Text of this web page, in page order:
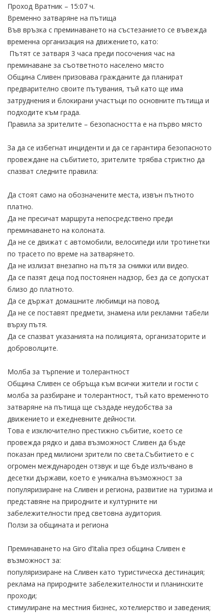
Проход Вратник – 15:07 ч.
Временно затваряне на пътища
Във връзка с преминаването на състезанието се въвежда
временна организация на движението, като:
Пътят се затваря 3 часа преди посочения час на
преминаване за съответното населено място
Община Сливен призовава гражданите да планират
предварително своите пътувания, тъй като ще има
затруднения и блокирани участъци по основните пътища и
подходите към града.
Правила за зрителите – безопасността е на първо място
За да се избегнат инциденти и да се гарантира безопасното
провеждане на събитието, зрителите трябва стриктно да
спазват следните правила:
Да стоят само на обозначените места, извън пътното
платно.
Да не пресичат маршрута непосредствено преди
преминаването на колоната.
Да не се движат с автомобили, велосипеди или тротинетки
по трасето по време на затварянето.
Да не излизат внезапно на пътя за снимки или видео.
Да се пазят деца под постоянен надзор, без да се допускат
близо до платното.
Да се държат домашните любимци на повод.
Да не се поставят предмети, знамена или рекламни табели
върху пътя.
Да се спазват указанията на полицията, организаторите и
доброволците.
Молба за търпение и толерантност
Община Сливен се обръща към всички жители и гости с
молба за разбиране и толерантност, тъй като временното
затваряне на пътища ще създаде неудобства за
движението и ежедневните дейности.
Това е изключително престижно събитие, което се
провежда рядко и дава възможност Сливен да бъде
показан пред милиони зрители по света.Събитието е с
огромен международен отзвук и ще бъде излъчвано в
десетки държави, което е уникална възможност за
популяризиране на Сливен и региона, развитие на туризма и
представяне на природните и културните ни
забележителности пред световна аудитория.
Ползи за общината и региона
Преминаването на Giro d’Italia през община Сливен е
възможност за:
популяризиране на Сливен като туристическа дестинация;
реклама на природните забележителности и планинските
проходи;
стимулиране на местния бизнес, хотелиерство и заведения;